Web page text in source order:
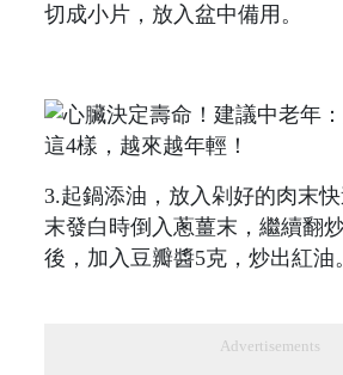
切成小片，放入盆中備用。
3.起鍋添油，放入剁好的肉末
末發白時倒入蔥薑末，繼續翻
後，加入豆瓣醬5克，炒出紅油。
Advertisements